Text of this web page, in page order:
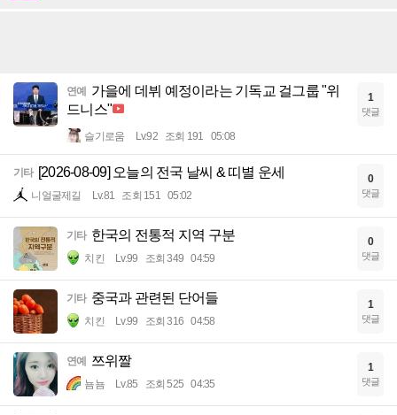
연예
가을에 데뷔 예정이라는 기독교 걸그룹 "위
드니스"
슬기로움 Lv.92 조회 191 05:08
1
댓글
기타 [2026-08-09] 오늘의 전국 날씨 & 띠별 운세
니얼굴제길 Lv.81 조회 151 05:02
0
댓글
기타 한국의 전통적 지역 구분
치킨 Lv.99 조회 349 04:59
0
댓글
기타 중국과 관련된 단어들
치킨 Lv.99 조회 316 04:58
1
댓글
연예 쯔위짤
뇸뇸 Lv.85 조회 525 04:35
1
댓글